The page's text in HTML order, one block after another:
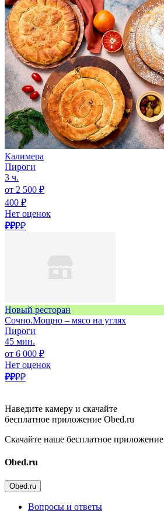
Калимера
Пироги
3 ч.
от 2 500 ₽
400 ₽
Нет оценок
₽₽₽₽
Новый ресторан
Сочно.Мощно – мясо на углях
Пироги
45 мин.
от 6 000 ₽
Нет оценок
₽₽₽₽
Наведите камеру и скачайте
бесплатное приложение Obed.ru
Скачайте наше бесплатное приложение
Obed.ru
Obed.ru
Вопросы и ответы